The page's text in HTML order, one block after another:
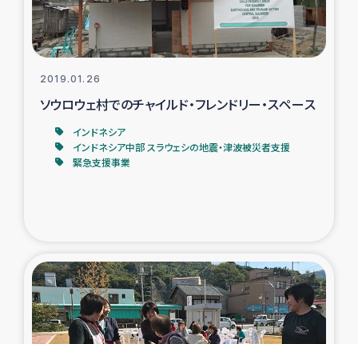
仮設住宅生活支援・農業復興支援
漁業復興支援
インターン・ボランティア日誌
経済自立支援事業
ガザ地区における羊の畜産支援
ガザ地区での公園の緑化を通じた支援事業
2019.01.26
ソウロウェ村でのチャイルド・フレンドリー・スペース
インドネシア
インドネシア中部 スラウェシの地震・津波被災者支援
緊急支援事業